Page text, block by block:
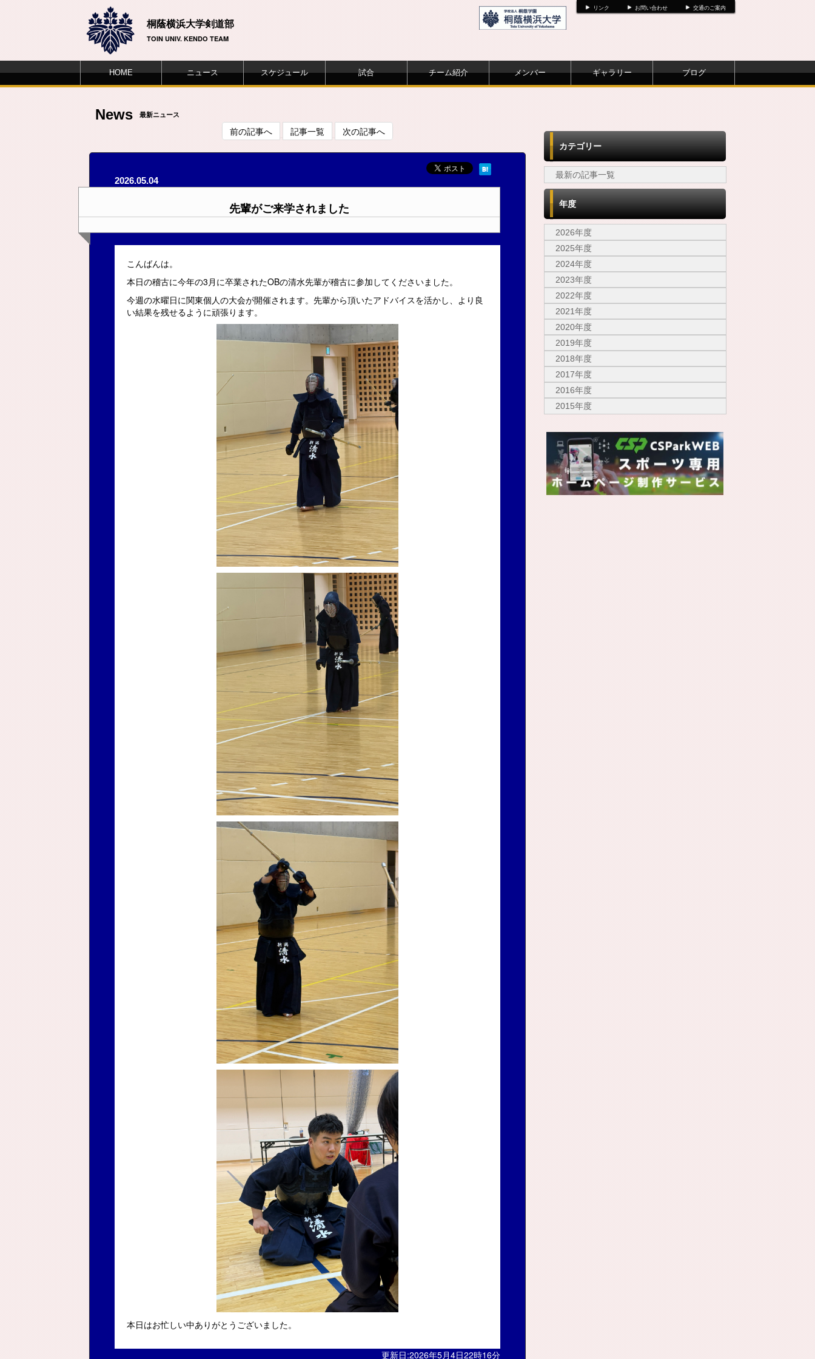
リンク お問い合わせ 交通のご案内
桐蔭横浜大学剣道部
TOIN UNIV. KENDO TEAM
HOME ニュース スケジュール 試合 チーム紹介 メンバー ギャラリー ブログ
News 最新ニュース
前の記事へ 記事一覧 次の記事へ
2026.05.04
先輩がご来学されました
こんばんは。
本日の稽古に今年の3月に卒業されたOBの清水先輩が稽古に参加してくださいました。
今週の水曜日に関東個人の大会が開催されます。先輩から頂いたアドバイスを活かし、より良
い結果を残せるように頑張ります。
本日はお忙しい中ありがとうございました。
更新日:2026年5月4日22時16分
カテゴリー
最新の記事一覧
年度
2026年度
2025年度
2024年度
2023年度
2022年度
2021年度
2020年度
2019年度
2018年度
2017年度
2016年度
2015年度